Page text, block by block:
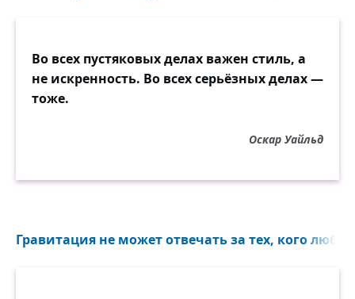
Во всех пустяковых делах важен стиль, а
не искренность. Во всех серьёзных делах —
тоже.
Оскар Уайльд
Гравитация не может отвечать за тех, кого